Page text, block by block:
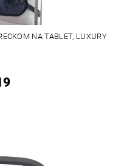
NA TABLET, LUXURY